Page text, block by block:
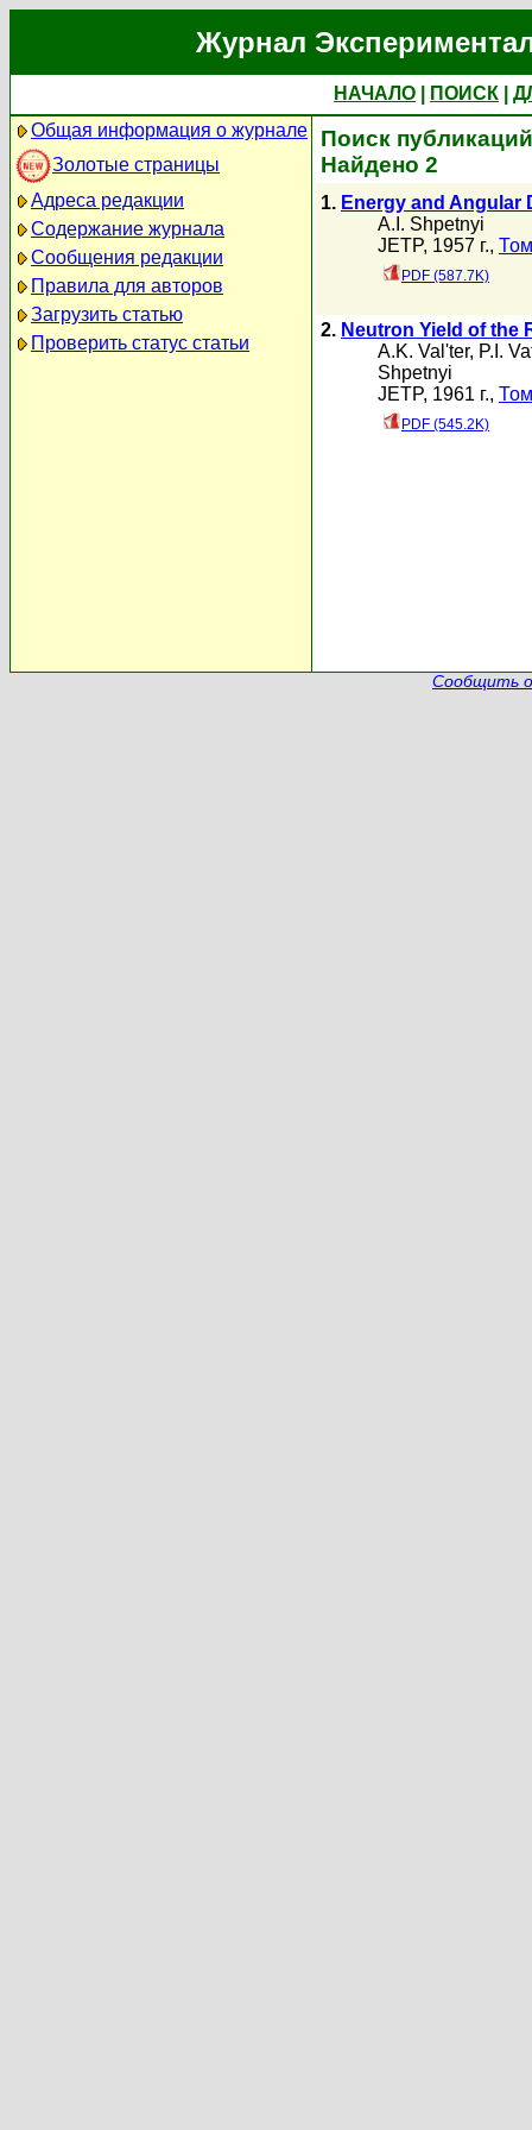
Журнал
НАЧАЛО ПОИСК
Общая информация о журнале
Золотые страницы
Адреса редакции
Содержание журнала
Сообщения редакции
Правила для авторов
Загрузить статью
Проверить статус статьи
Поиск
Найдено 2
1. Energy and Angular
A.I. Shpetnyi
JETP, 1957 г.,
PDF (587.7K)
2. Neutron Yield of the
A.K. Val'ter, P.I.
Shpetnyi
JETP, 1961 г.,
PDF (545.2K)
Сообщить о